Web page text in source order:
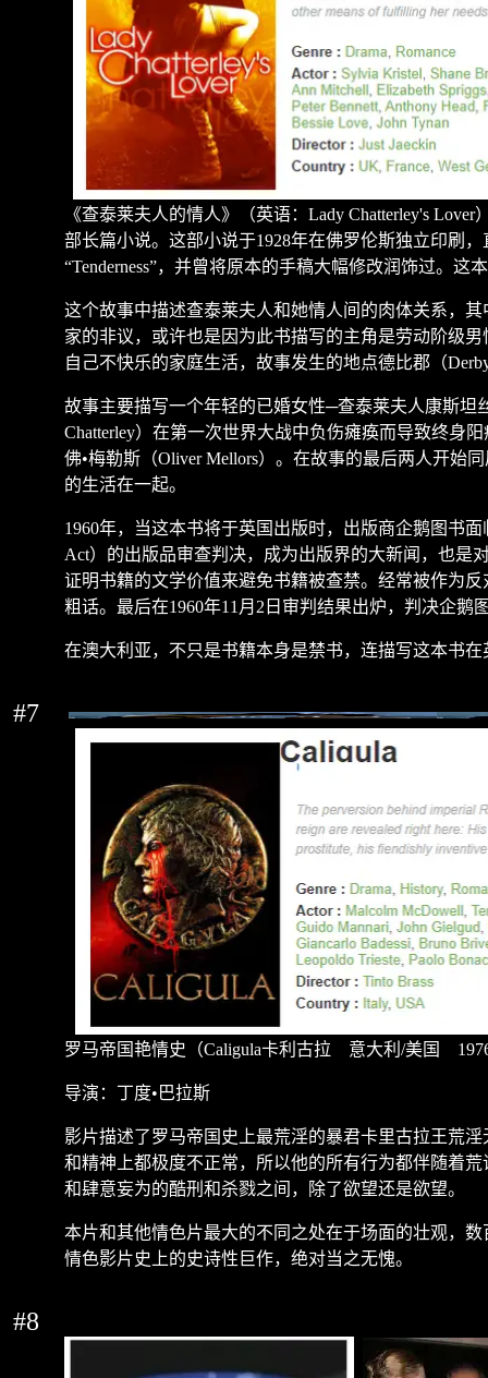
《查泰莱夫人的情人》（英语： Lady Chatterley's Lover
部长篇小说。这部小说于1928年在佛罗伦斯独立印刷，
“Tenderness”，并曾将原本的手稿大幅修改润饰过。这
这个故事中描述查泰莱夫人和她情人间的肉体关系，
家的非议，或许也是因为此书描写的主角是劳动阶级
自己不快乐的家庭生活，故事发生的地点德比郡（
故事主要描写一个年轻的已婚女性─查泰莱夫人康斯坦
Chatterley）在第一次世界大战中负伤瘫痪而导致终身
佛•梅勒斯（Oliver Mellors）。在故事的最后两人开始
的生活在一起。
1960年，当这本书将于英国出版时，出版商企鹅图书面
Act）的出版品审查判决，成为出版界的大新闻，也是
证明书籍的文学价值来避免书籍被查禁。经常被作为
粗话。最后在1960年11 月 2 日审判结果出炉，判决企鹅
在澳大利亚，不只是书籍本身是禁书，连描写这本书
#7
罗马帝国艳情史（Caligula卡利古拉 意大利 /美国
导演：丁度• 巴拉斯
影片描述了罗马帝国史上最荒淫的暴君卡里古拉王荒
和精神上都极度不正常，所以他的所有行为都伴随着
和肆意妄为的酷刑和杀戮之间，除了欲望还是欲望。
本片和其他情色片最大的不同之处在于场面的壮观，
情色影片史上的史诗性巨作，绝对当之无愧。
#8